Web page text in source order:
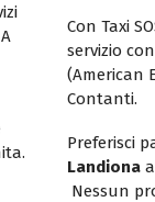
Con Taxi
servizio
(American
Contanti.
Preferisci
Landiona
Nessun